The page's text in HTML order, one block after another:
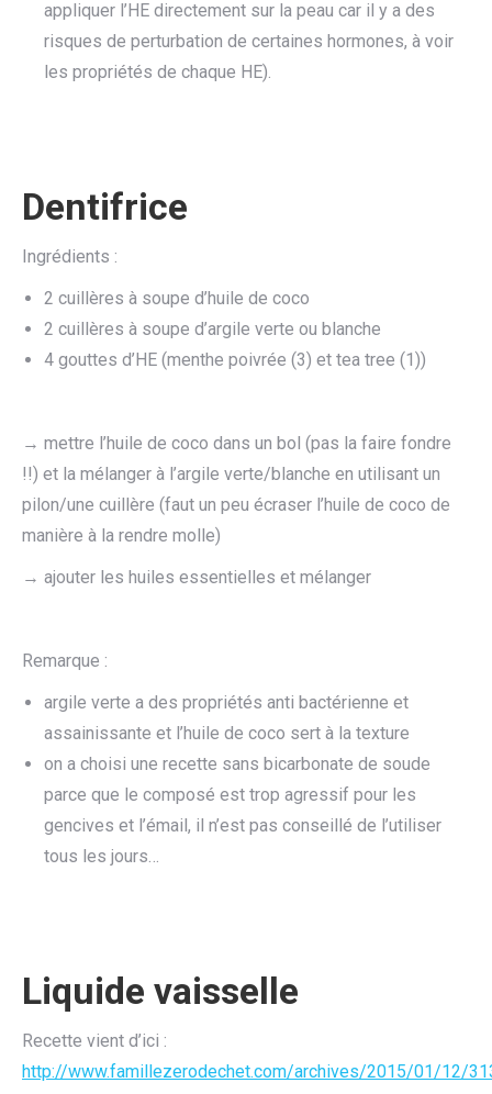
appliquer l’HE directement sur la peau car il y a des
risques de perturbation de certaines hormones, à voir
les propriétés de chaque HE).
Dentifrice
Ingrédients :
2 cuillères à soupe d’huile de coco
2 cuillères à soupe d’argile verte ou blanche
4 gouttes d’HE (menthe poivrée (3) et tea tree (1))
→ mettre l’huile de coco dans un bol (pas la faire fondre
!!) et la mélanger à l’argile verte/blanche en utilisant un
pilon/une cuillère (faut un peu écraser l’huile de coco de
manière à la rendre molle)
→ ajouter les huiles essentielles et mélanger
Remarque :
argile verte a des propriétés anti bactérienne et
assainissante et l’huile de coco sert à la texture
on a choisi une recette sans bicarbonate de soude
parce que le composé est trop agressif pour les
gencives et l’émail, il n’est pas conseillé de l’utiliser
tous les jours…
Liquide vaisselle
Recette vient d’ici :
http://www.famillezerodechet.com/archives/2015/01/12/